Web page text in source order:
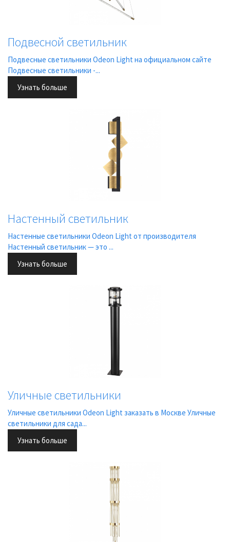
Подвесной светильник
Подвесные светильники Odeon Light на официальном сайте
Подвесные светильники -...
Узнать больше
Настенный светильник
Настенные светильники Odeon Light от производителя
Настенный светильник — это ...
Узнать больше
Уличные светильники
Уличные светильники Odeon Light заказать в Москве Уличные
светильники для сада...
Узнать больше